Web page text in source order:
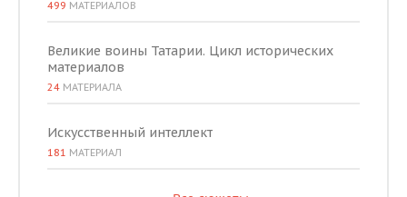
499 МАТЕРИАЛОВ
Великие воины Татарии. Цикл исторических
материалов
24 МАТЕРИАЛА
Искусственный интеллект
181 МАТЕРИАЛ